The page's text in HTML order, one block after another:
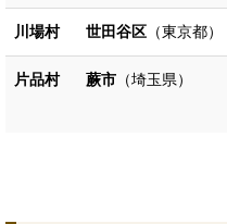
川場村 世田谷区 （東京都）
片品村 蕨市 （埼玉県）